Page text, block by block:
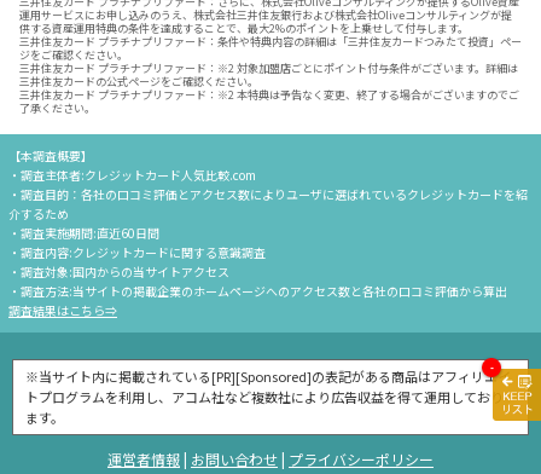
-
運用サービスにお申し込みのうえ、株式会社三井住友銀行および株式会社Oliveコンサルティングが提
供する資産運用特典の条件を達成することで、最大2%のポイントを上乗せして付与します。
三井住友カード プラチナプリファード：条件や特典内容の詳細は「三井住友カードつみたて投資」ペー
ジをご確認ください。
三井住友カード プラチナプリファード：※2 対象加盟店ごとにポイント付与条件がございます。詳細は
三井住友カードの公式ページをご確認ください。
三井住友カード プラチナプリファード：※2 本特典は予告なく変更、終了する場合がございますのでご
了承ください。
【本調査概要】
・調査主体者:クレジットカード人気比較.com
・調査目的：各社の口コミ評価とアクセス数によりユーザに選ばれているクレジットカードを紹
介するため
・調査実施期間:直近60日間
・調査内容:クレジットカードに関する意識調査
・調査対象:国内からの当サイトアクセス
・調査方法:当サイトの掲載企業のホームページへのアクセス数と各社の口コミ評価から算出
調査結果はこちら⇒
※当サイト内に掲載されている[PR][Sponsored]の表記がある商品はアフィリエイ
トプログラムを利用し、アコム社など複数社により広告収益を得て運用しており
ます。
運営者情報| お問い合わせ| プライバシーポリシー